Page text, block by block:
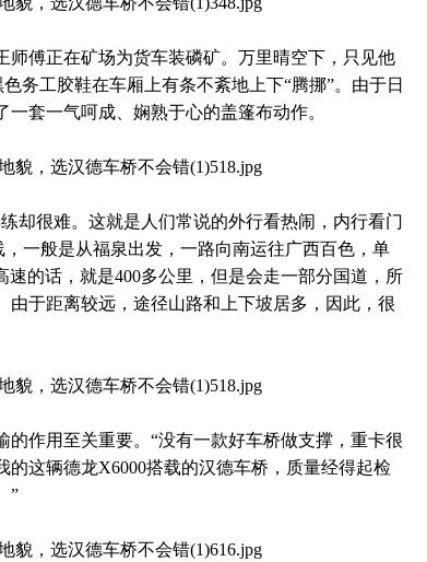
师傅正在矿场为货车装磷矿。万里晴空下，只见他
务工胶鞋在车厢上有条不紊地上下“腾挪”。由于日
套一气呵成、娴熟于心的盖篷布动作。
却很难。这就是人们常说的外行看热闹，内行看门
一般是从福泉出发，一路向南运往广西百色，单
速的话，就是400多公里，但是会走一部分国道，所
由于距离较远，途径山路和上下坡居多，因此，很
的作用至关重要。“没有一款好车桥做支撑，重卡很
的这辆德龙X6000搭载的汉德车桥，质量经得起检
”